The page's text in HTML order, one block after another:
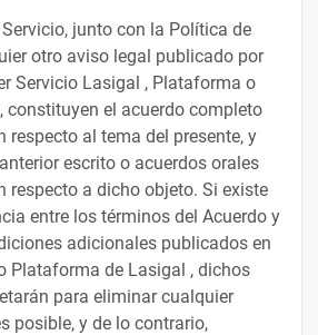
junto con la Política de
otro aviso legal publicado por
Servicio Lasigal , Plataforma o
constituyen el acuerdo completo
respecto al tema del presente, y
escrito o acuerdos orales
respecto a dicho objeto. Si existe
entre los términos del Acuerdo y
adicionales publicados en
Plataforma de Lasigal , dichos
para eliminar cualquier
posible, y de lo contrario,